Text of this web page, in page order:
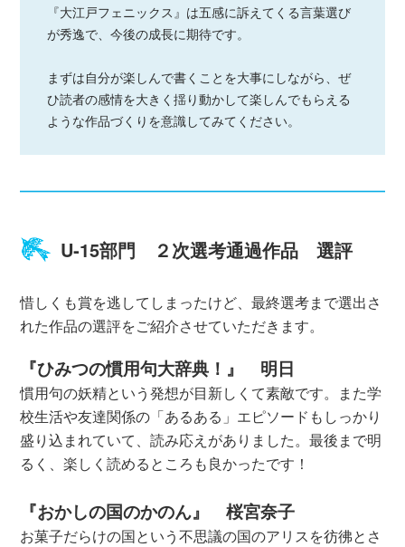
『大江戸フェニックス』は五感に訴えてくる言葉選び
が秀逸で、今後の成長に期待です。
まずは自分が楽しんで書くことを大事にしながら、ぜ
ひ読者の感情を大きく揺り動かして楽しんでもらえる
ような作品づくりを意識してみてください。
U‐15部門 ２次選考通過作品 選評
惜しくも賞を逃してしまったけど、最終選考まで選出さ
れた作品の選評をご紹介させていただきます。
『ひみつの慣用句大辞典！』 明日
慣用句の妖精という発想が目新しくて素敵です。また学
校生活や友達関係の「あるある」エピソードもしっかり
盛り込まれていて、読み応えがありました。最後まで明
るく、楽しく読めるところも良かったです！
『おかしの国のかのん』 桜宮奈子
お菓子だらけの国という不思議の国のアリスを彷彿とさ